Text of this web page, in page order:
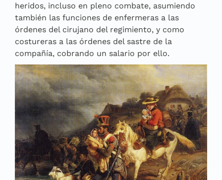
heridos, incluso en pleno combate, asumiendo
también las funciones de enfermeras a las
órdenes del cirujano del regimiento, y como
costureras a las órdenes del sastre de la
compañía, cobrando un salario por ello.